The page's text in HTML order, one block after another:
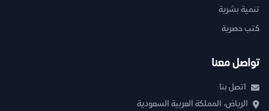
تنمية بشرية
كتب حصرية
تواصل معنا
اتصل بنا
الرياض، المملكة العربية السعودية